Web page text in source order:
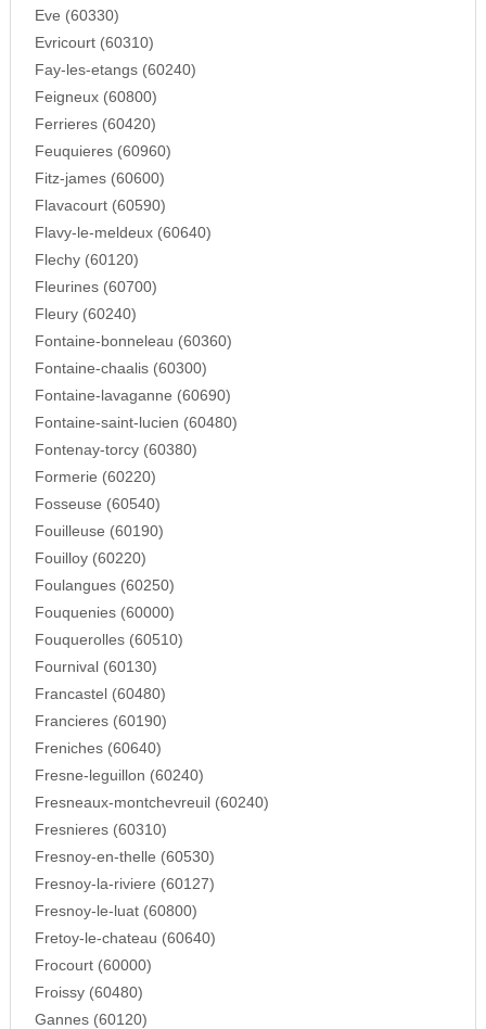
Eve (60330)
Evricourt (60310)
Fay-les-etangs (60240)
Feigneux (60800)
Ferrieres (60420)
Feuquieres (60960)
Fitz-james (60600)
Flavacourt (60590)
Flavy-le-meldeux (60640)
Flechy (60120)
Fleurines (60700)
Fleury (60240)
Fontaine-bonneleau (60360)
Fontaine-chaalis (60300)
Fontaine-lavaganne (60690)
Fontaine-saint-lucien (60480)
Fontenay-torcy (60380)
Formerie (60220)
Fosseuse (60540)
Fouilleuse (60190)
Fouilloy (60220)
Foulangues (60250)
Fouquenies (60000)
Fouquerolles (60510)
Fournival (60130)
Francastel (60480)
Francieres (60190)
Freniches (60640)
Fresne-leguillon (60240)
Fresneaux-montchevreuil (60240)
Fresnieres (60310)
Fresnoy-en-thelle (60530)
Fresnoy-la-riviere (60127)
Fresnoy-le-luat (60800)
Fretoy-le-chateau (60640)
Frocourt (60000)
Froissy (60480)
Gannes (60120)